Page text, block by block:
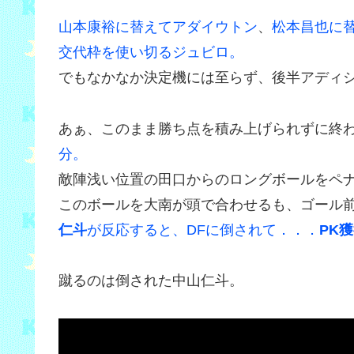
山本康裕に替えてアダイウトン、 松本昌也に
交代枠を使い切るジュビロ。
でもなかなか決定機には至らず、後半アディ
あぁ、このまま勝ち点を積み上げられずに終
分。
敵陣浅い位置の田口からのロングボールをペ
このボールを大南が頭で合わせるも、ゴール
仁斗が反応すると、DFに倒されて．．． PK
蹴るのは倒された中山仁斗。